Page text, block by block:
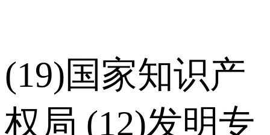
(19)国家知识产
权局 (12)发明专